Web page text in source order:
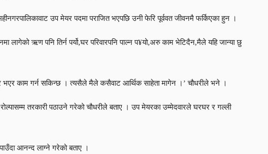
उप मेयर पदमा पराजित भएपछि उनी फेरि पूर्ववत जीवनमै फर्किएका हुन ।
लागेको ऋण पनि तिर्न पर्यो,घर परिवारपनि पाल्न प¥यो,अरु काम भेटिदैन,मैले यहि जान्या छु
भएर काम गर्न सकिन्छ । त्यसैले मैले कसैवाट आर्थिक साहेता मागेन ।’ चौधरीले भने ।
तरकारी पठाउने गरेको चौधरीले बताए । उप मेयरका उम्मेदवारले घरघर र गल्ली
आनन्द लाग्ने गरेको बताए ।